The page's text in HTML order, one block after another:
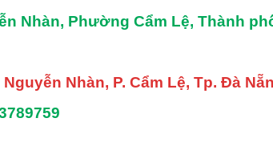
Nhàn, Phường Cẩm Lệ, Thành
Nhàn, P. Cẩm Lệ, Tp. Đà